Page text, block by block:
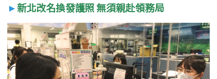
►新北改名換發護照 無須親赴領務局